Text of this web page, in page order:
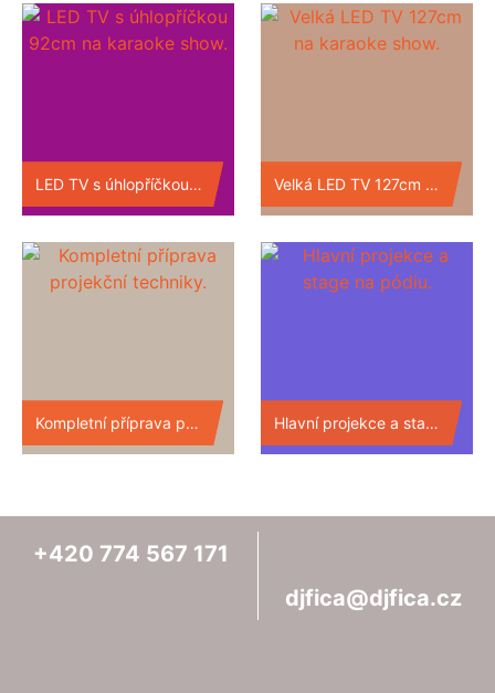
LED TV s úhlopříčkou 92cm na karaoke show. Velká LED TV 127cm na karaoke show.
Kompletní příprava projekční techniky. Hlavní projekce a stage na pódiu.
+420 774 567 171
djfica@djfica.cz